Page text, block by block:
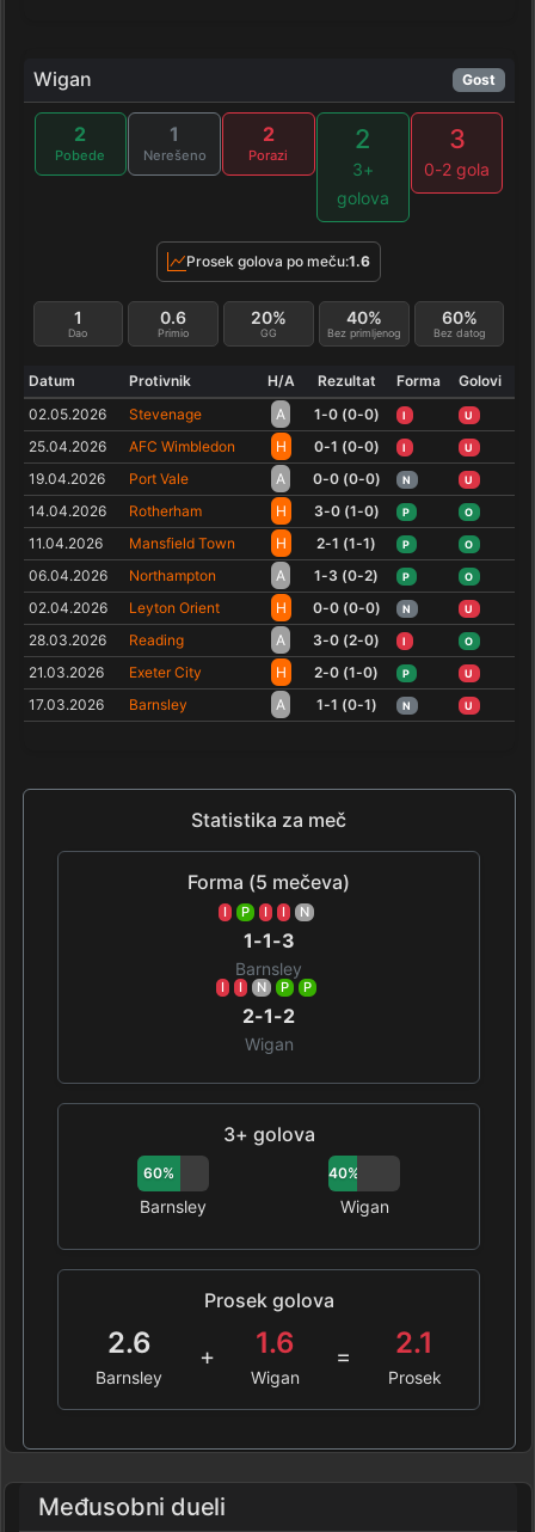
Wigan Gost
2
Pobede
1
Nerešeno
2
Porazi
2
3+
golova
3
0-2 gola
Prosek golova po meču:1.6
Dao
1
Primio
0.6
GG
20%
Bez primljenog
40%
Bez datog
60%
Datum Protivnik H/A Rezultat Forma
Golovi
02.05.2026
Stevenage A 1-0 (0-0) I U
25.04.2026 AFC Wimbledon H 0-1 (0-0) I U
19.04.2026 Port Vale A 0-0 (0-0) N U
14.04.2026 Rotherham H 3-0 (1-0) P O
11.04.2026 Mansfield Town H 2-1 (1-1) P O
06.04.2026 Northampton A 1-3 (0-2) P O
02.04.2026 Leyton Orient H 0-0 (0-0) N U
28.03.2026 Reading A 3-0 (2-0) I O
21.03.2026 Exeter City H 2-0 (1-0) P U
17.03.2026 Barnsley A 1-1 (0-1) N U
Statistika za meč
Forma (5 mečeva)
I P I I N
1-1-3
Barnsley
I I N P P
2-1-2
Wigan
3+ golova
60%
Barnsley
40%
Wigan
Prosek golova
2.6
Barnsley
+ 1.6
Wigan
= 2.1
Prosek
Međusobni dueli